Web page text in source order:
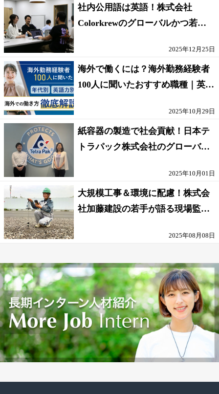
社内公用語は英語！株式会社
Colorkrewのグローバルかつ若手
2025年12月25日
海外で働くには？海外勤務経験者
100人に聞いたおすすめ職種｜英語
2025年10月29日
紙容器の製造で社会貢献！日本テ
トラパック株式会社のグローバル
2025年10月01日
大規模工事＆環境に配慮！株式会
社加藤建設の若手が語る現場監督
2025年08月08日